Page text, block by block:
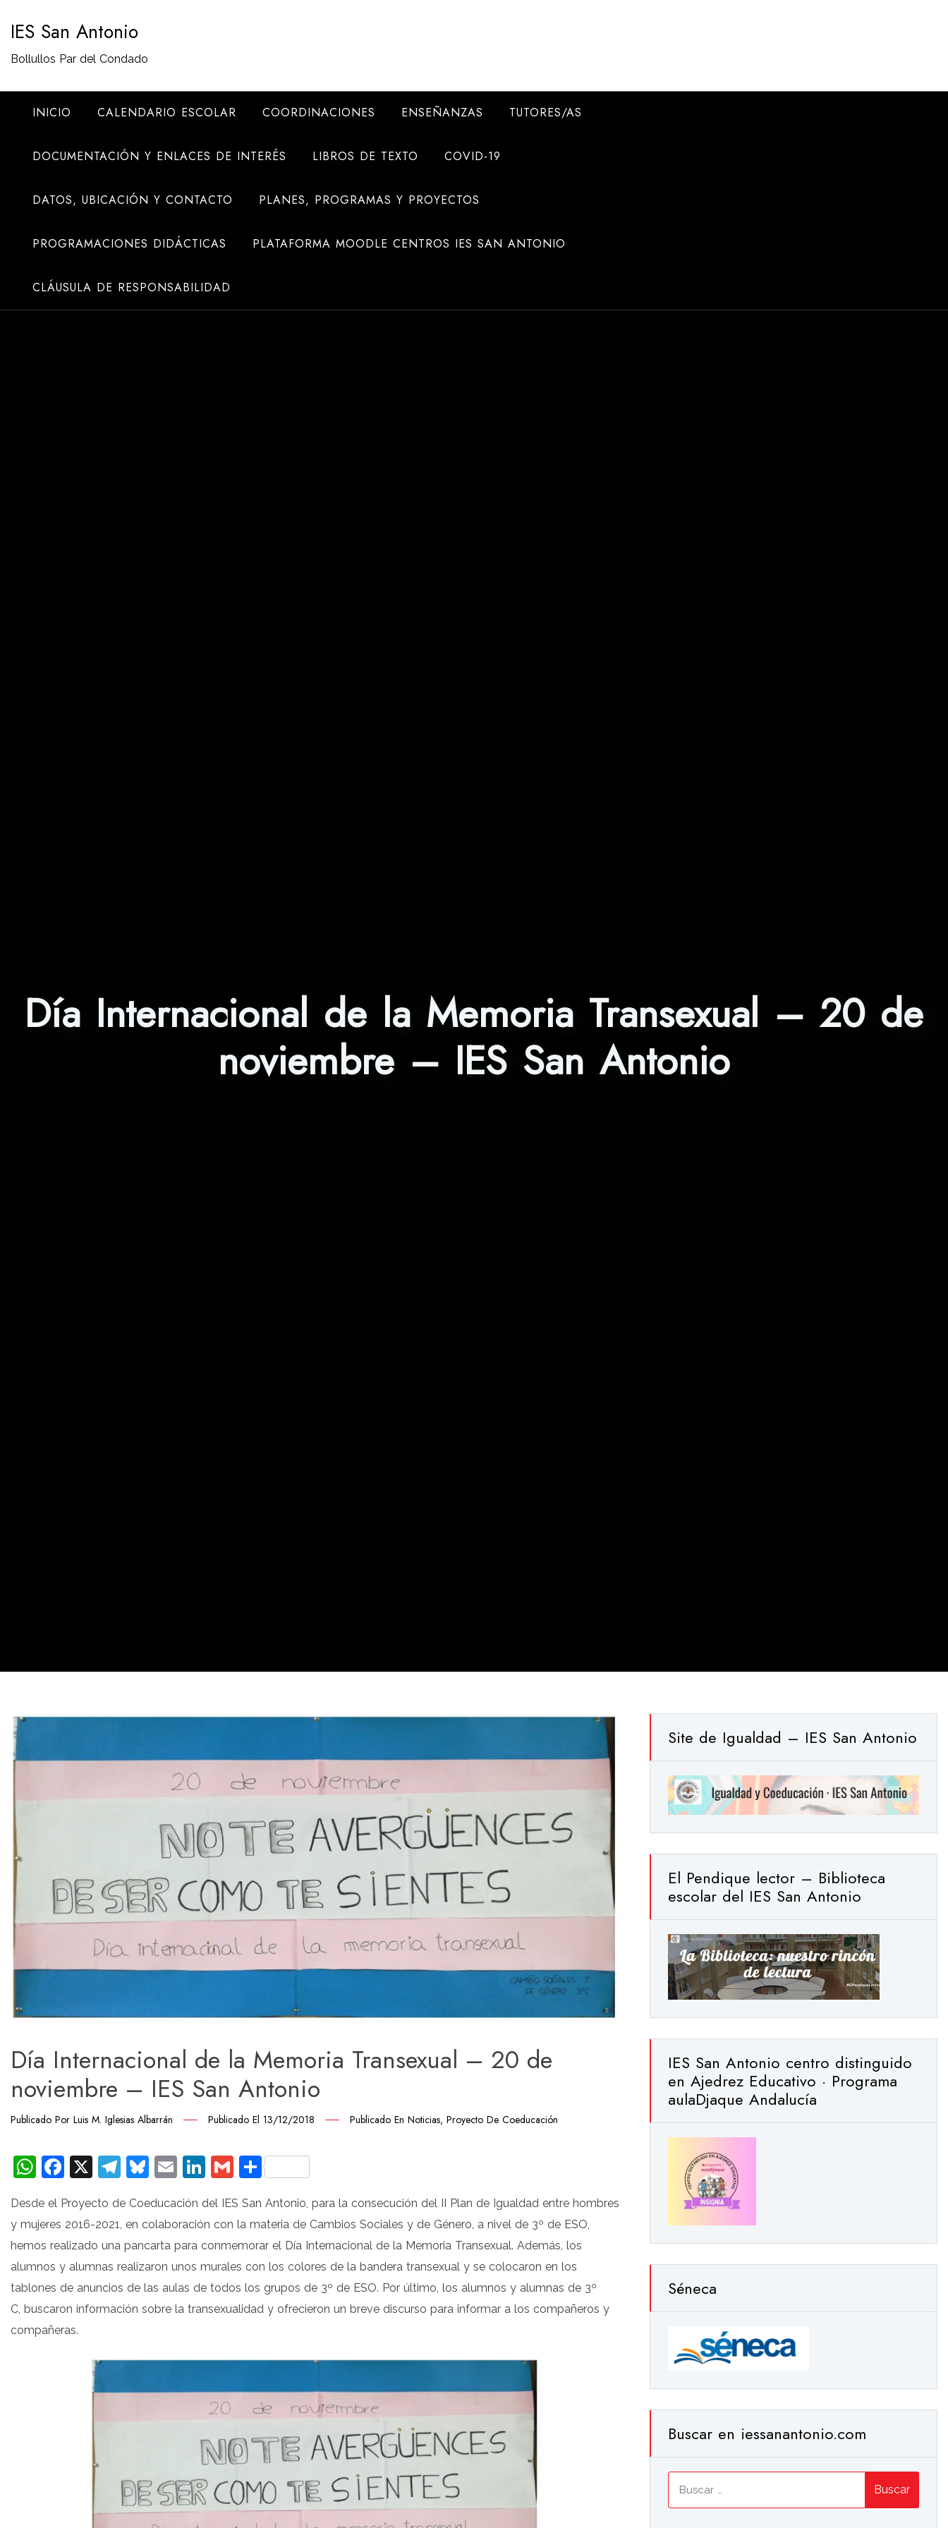
contenido
IES San Antonio
Bollullos Par del Condado
INICIO CALENDARIO ESCOLAR COORDINACIONES ENSEÑANZAS TUTORES/AS
DOCUMENTACIÓN Y ENLACES DE INTERÉS LIBROS DE TEXTO COVID-19
DATOS, UBICACIÓN Y CONTACTO PLANES, PROGRAMAS Y PROYECTOS
PROGRAMACIONES DIDÁCTICAS PLATAFORMA MOODLE CENTROS IES SAN ANTONIO
CLÁUSULA DE RESPONSABILIDAD
Día Internacional de la Memoria Transexual – 20 de
noviembre – IES San Antonio
Día Internacional de la Memoria Transexual – 20 de
noviembre – IES San Antonio
Publicado Por Luis M. Iglesias Albarrán Publicado El 13/12/2018 Publicado En Noticias, Proyecto De Coeducación
WhatsApp
Facebook
X Telegram
Bluesky
EmailLinkedIn
GmailCompartir
Desde el Proyecto de Coeducación del IES San Antonio, para la consecución del II Plan de Igualdad entre hombres
y mujeres 2016-2021, en colaboración con la materia de Cambios Sociales y de Género, a nivel de 3º de ESO,
hemos realizado una pancarta para conmemorar el Día Internacional de la Memoria Transexual. Además, los
alumnos y alumnas realizaron unos murales con los colores de la bandera transexual y se colocaron en los
tablones de anuncios de las aulas de todos los grupos de 3º de ESO. Por último, los alumnos y alumnas de 3º
C, buscaron información sobre la transexualidad y ofrecieron un breve discurso para informar a los compañeros y
compañeras.
Site de Igualdad – IES San Antonio
El Pendique lector – Biblioteca
escolar del IES San Antonio
IES San Antonio centro distinguido
en Ajedrez Educativo · Programa
aulaDjaque Andalucía
Séneca
Buscar en iessanantonio.com